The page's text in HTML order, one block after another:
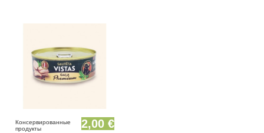
Консервированные
продукты
2,00 €